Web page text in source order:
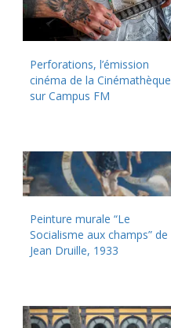
Perforations, l’émission
cinéma de la Cinémathèque
sur Campus FM
Peinture murale “Le
Socialisme aux champs” de
Jean Druille, 1933